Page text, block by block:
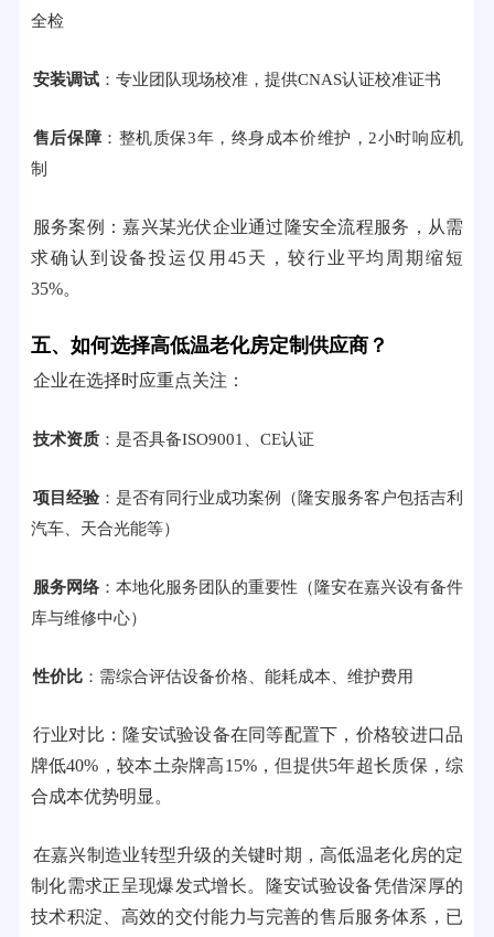
全检
安装调试：专业团队现场校准，提供CNAS认证校准证书
售后保障 ：整机质保3年，终身成本价维护，2小时响应机
制
服务案例：嘉兴某光伏企业通过隆安全流程服务，从需
求确认到设备投运仅用45天，较行业平均周期缩短
35%。
五、如何选择高低温老化房定制供应商？
企业在选择时应重点关注：
技术资质：是否具备ISO9001、CE认证
项目经验：是否有同行业成功案例（隆安服务客户包括吉利
汽车、天合光能等）
服务网络：本地化服务团队的重要性（隆安在嘉兴设有备件
库与维修中心）
性价比：需综合评估设备价格、能耗成本、维护费用
行业对比：隆安试验设备在同等配置下，价格较进口品
牌低40%，较本土杂牌高15%，但提供5年超长质保，综
合成本优势明显。
在嘉兴制造业转型升级的关键时期，高低温老化房的定
制化需求正呈现爆发式增长。隆安试验设备凭借深厚的
技术积淀、高效的交付能力与完善的售后服务体系，已